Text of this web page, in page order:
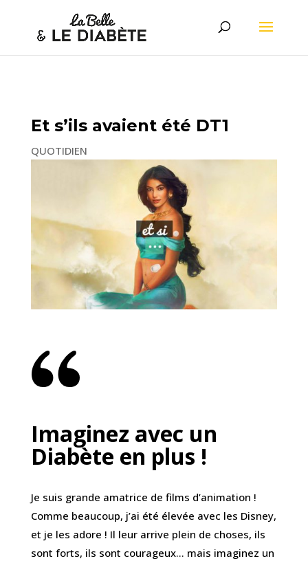
Et s’ils avaient été DT1
QUOTIDIEN
Imaginez avec un
Diabète en plus !
Je suis grande amatrice de films d’animation !
Comme beaucoup, j’ai été élevée avec les Disney,
et je les adore ! Il leur arrive plein de choses, ils
sont forts, ils sont courageux… mais imaginez un